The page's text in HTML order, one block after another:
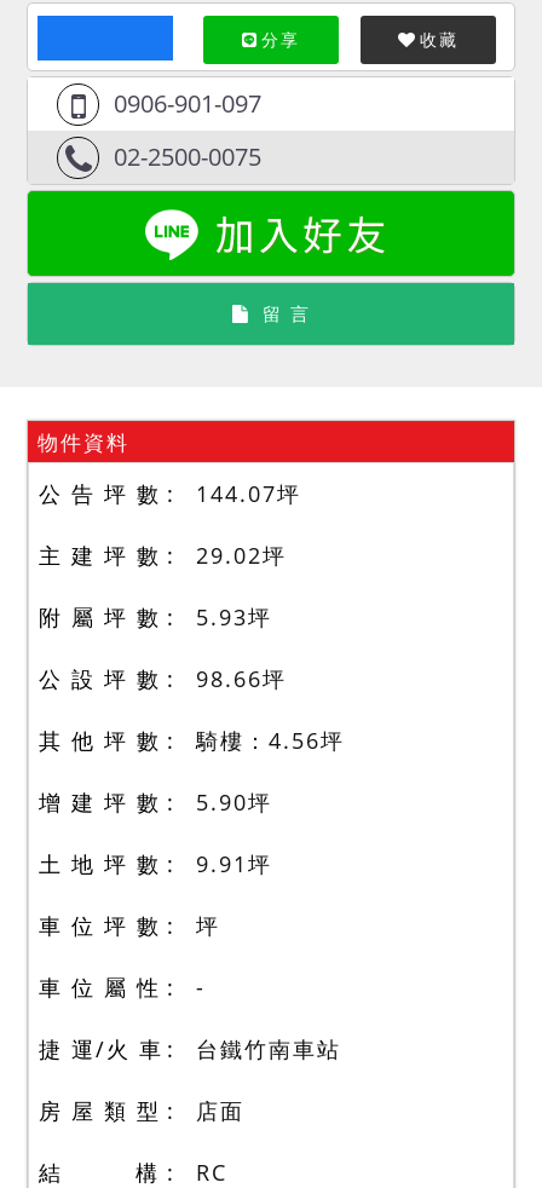
分享 收藏
0906-901-097
02-2500-0075
留 言
物件資料
公 告 坪 數 144.07坪
主 建 坪 數 29.02坪
附 屬 坪 數 5.93坪
公 設 坪 數 98.66坪
其 他 坪 數 騎樓：4.56坪
增 建 坪 數 5.90坪
土 地 坪 數 9.91 坪
車 位 坪 數 坪
車 位 屬 性 -
捷 運/火 車 台鐵竹南車站
房 屋 類 型 店面
結 構 RC